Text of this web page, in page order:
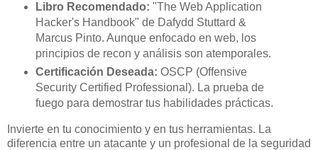
Libro Recomendado: "The Web Application
Hacker's Handbook" de Dafydd Stuttard &
Marcus Pinto. Aunque enfocado en web, los
principios de recon y análisis son atemporales.
Certificación Deseada: OSCP (Offensive
Security Certified Professional). La prueba de
fuego para demostrar tus habilidades prácticas.
Invierte en tu conocimiento y en tus herramientas. La
diferencia entre un atacante y un profesional de la seguridad